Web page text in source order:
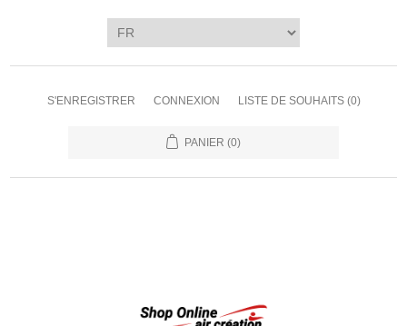
S'ENREGISTRER CONNEXION LISTE DE SOUHAITS (0)
PANIER (0)